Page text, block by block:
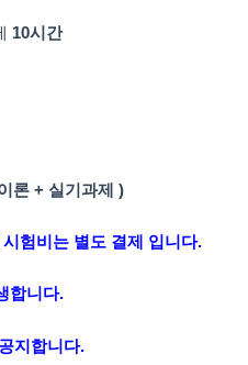
10시간
론 + 실기과제 )
험비는 별도 결제 입니다.
합니다.
지합니다.